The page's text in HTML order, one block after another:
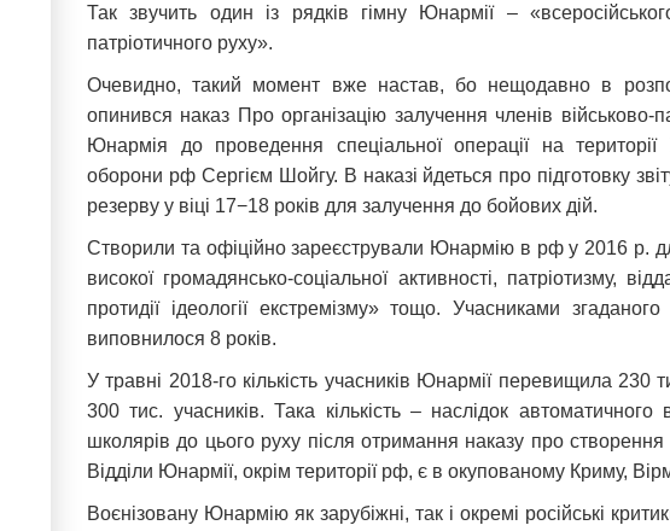
Так звучить один із рядків гімну Юнармії –
патріотичного руху».
Очевидно, такий момент вже настав, бо нещодавно в
опинився наказ Про організацію залучення членів військово-
Юнармія до проведення спеціальної операції на території
оборони рф Сергієм Шойгу. В наказі йдеться про підготовку
резерву у віці 17−18 років для залучення до бойових дій.
Створили та офіційно зареєстрували Юнармію в рф у 2016 р.
високої громадянсько-соціальної активності, патріотизму,
протидії ідеології екстремізму» тощо. Учасниками
виповнилося 8 років.
У травні 2018-го кількість учасників Юнармії перевищила 230
300 тис. учасників. Така кількість – наслідок автоматичного
школярів до цього руху після отримання наказу про створення
Відділи Юнармії, окрім території рф, є в окупованому Криму,
Воєнізовану Юнармію як зарубіжні, так і окремі російські